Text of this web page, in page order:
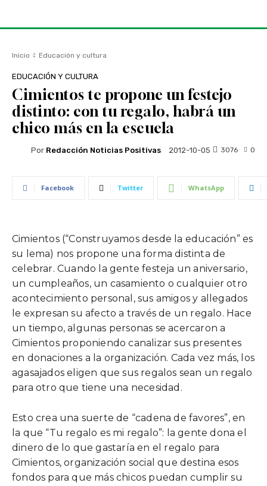
Inicio Educación y cultura
EDUCACIÓN Y CULTURA
Cimientos te propone un festejo
distinto: con tu regalo, habrá un
chico más en la escuela
Por Redacción Noticias Positivas 2012-10-05 0
3076
Facebook Twitter WhatsApp
Cimientos (“Construyamos desde la educación” es
su lema) nos propone una forma distinta de
celebrar. Cuando la gente festeja un aniversario,
un cumpleaños, un casamiento o cualquier otro
acontecimiento personal, sus amigos y allegados
le expresan su afecto a través de un regalo. Hace
un tiempo, algunas personas se acercaron a
Cimientos proponiendo canalizar sus presentes
en donaciones a la organización. Cada vez más, los
agasajados eligen que sus regalos sean un regalo
para otro que tiene una necesidad.
Esto crea una suerte de “cadena de favores”, en
la que “Tu regalo es mi regalo”: la gente dona el
dinero de lo que gastaría en el regalo para
Cimientos, organización social que destina esos
fondos para que más chicos puedan cumplir su